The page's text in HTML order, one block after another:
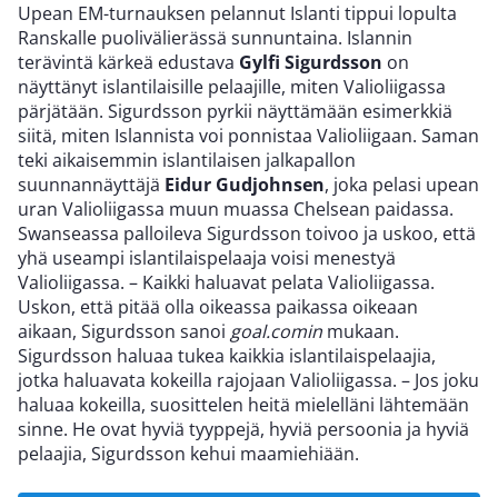
Upean EM-turnauksen pelannut Islanti tippui lopulta
Ranskalle puolivälierässä sunnuntaina. Islannin
terävintä kärkeä edustava Gylfi Sigurdsson on
näyttänyt islantilaisille pelaajille, miten Valioliigassa
pärjätään. Sigurdsson pyrkii näyttämään esimerkkiä
siitä, miten Islannista voi ponnistaa Valioliigaan. Saman
teki aikaisemmin islantilaisen jalkapallon
suunnannäyttäjä Eidur Gudjohnsen, joka pelasi upean
uran Valioliigassa muun muassa Chelsean paidassa.
Swanseassa palloileva Sigurdsson toivoo ja uskoo, että
yhä useampi islantilaispelaaja voisi menestyä
Valioliigassa. – Kaikki haluavat pelata Valioliigassa.
Uskon, että pitää olla oikeassa paikassa oikeaan
aikaan, Sigurdsson sanoi goal.comin mukaan.
Sigurdsson haluaa tukea kaikkia islantilaispelaajia,
jotka haluavata kokeilla rajojaan Valioliigassa. – Jos joku
haluaa kokeilla, suosittelen heitä mielelläni lähtemään
sinne. He ovat hyviä tyyppejä, hyviä persoonia ja hyviä
pelaajia, Sigurdsson kehui maamiehiään.